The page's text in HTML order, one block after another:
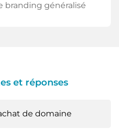
branding généralisé
et réponses
de domaine